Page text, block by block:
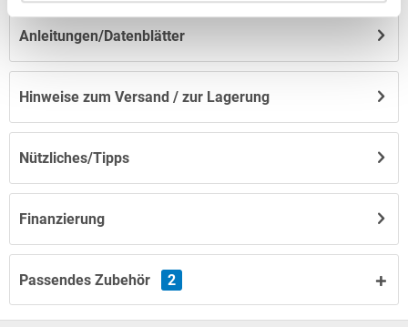
Finanzierung
Anleitungen/Datenblätter
Hinweise zum Versand / zur Lagerung
Nützliches/Tipps
Passendes Zubehör 2